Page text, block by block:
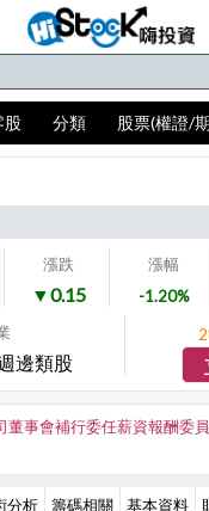
股 分類 股票(權證/
漲跌
▼0.15
漲幅
-1.20%
邊類股
董事會補行委任薪資報酬委
分析 籌碼相關 基本資料